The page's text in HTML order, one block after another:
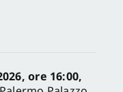
ore 16:00,